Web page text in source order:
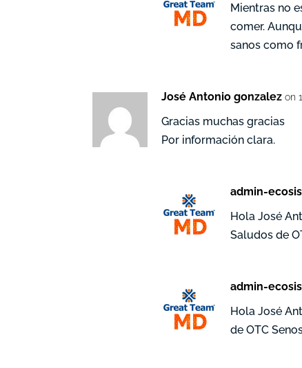
Mientras no
comer.
sanos como
José Antonio gonzalez on
Gracias muchas gracias
Por información clara.
admin-
Hola José
Saludos de
admin-
Hola José
de OTC